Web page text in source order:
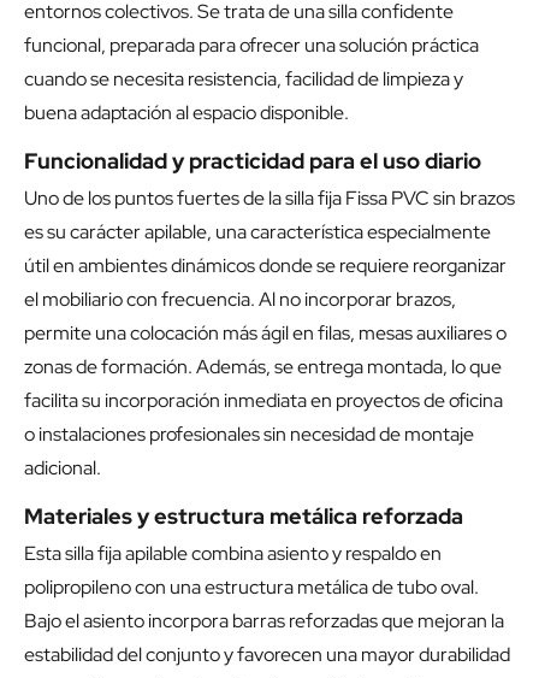
entornos colectivos. Se trata de una silla confidente
funcional, preparada para ofrecer una solución práctica
cuando se necesita resistencia, facilidad de limpieza y
buena adaptación al espacio disponible.
Funcionalidad y practicidad para el uso diario
Uno de los puntos fuertes de la silla fija Fissa PVC sin brazos
es su carácter apilable, una característica especialmente
útil en ambientes dinámicos donde se requiere reorganizar
el mobiliario con frecuencia. Al no incorporar brazos,
permite una colocación más ágil en filas, mesas auxiliares o
zonas de formación. Además, se entrega montada, lo que
facilita su incorporación inmediata en proyectos de oficina
o instalaciones profesionales sin necesidad de montaje
adicional.
Materiales y estructura metálica reforzada
Esta silla fija apilable combina asiento y respaldo en
polipropileno con una estructura metálica de tubo oval.
Bajo el asiento incorpora barras reforzadas que mejoran la
estabilidad del conjunto y favorecen una mayor durabilidad